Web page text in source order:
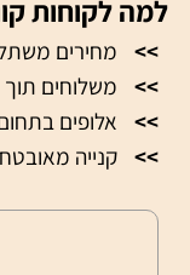
למה לקוחות
>>
מחירים
>>
משלוחים
>>
אלופים
>> קנייה